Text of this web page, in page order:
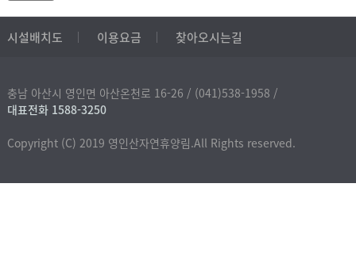
시설배치도 이용요금 찾아오시는길
충남 아산시 영인면 아산온천로 16-26 / (041)538-1958 /
대표전화 1588-3250
Copyright (C) 2019 영인산자연휴양림.All Rights reserved.